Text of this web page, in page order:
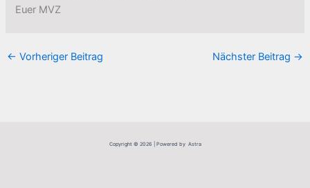
Euer MVZ
← Vorheriger Beitrag Nächster Beitrag →
Copyright © 2026 | Powered by Astra